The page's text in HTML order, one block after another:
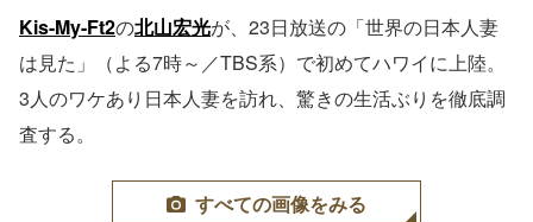
Kis-My-Ft2の北山宏光が、23日放送の「世界の日本人妻
は見た」（よる7時～／TBS系）で初めてハワイに上陸。
3人のワケあり日本人妻を訪れ、驚きの生活ぶりを徹底調
査する。
すべての画像をみる